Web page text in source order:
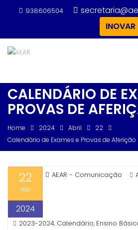
938606504
INOVAR
CALENDÁRIO DE
PROVAS DE
Home 2024 Abril
22
Calendário de Exames e Provas de Aferição
22
Abr
2024
AEAR - Comunicação
2023-2024, Calendário, Ensino